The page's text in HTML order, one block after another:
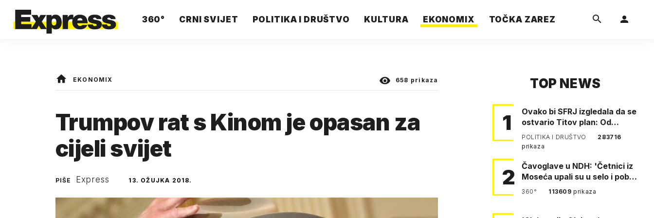
360° CRNI SVIJET POLITIKA I DRUŠTVO KULTURA EKONOMIX TOČKA ZAREZ
EKONOMIX 658 prikaza
Trumpov rat s Kinom je opasan za
cijeli svijet
PIŠE Express 13. OŽUJKA 2018.
TOP NEWS
1
Ovako bi SFRJ izgledala da se
ostvario Titov plan: Od
Klagenfurta do Istanbula!
POLITIKA I DRUŠTVO
283716
prikaza
2
Čavoglave u NDH: 'Četnici iz
Moseća upali su u selo i pobili
obitelj Perković'
360° 113609prikaza